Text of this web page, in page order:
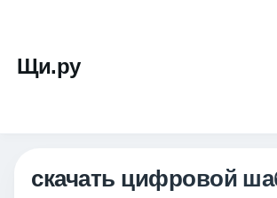
Щи.ру
скачать цифровой